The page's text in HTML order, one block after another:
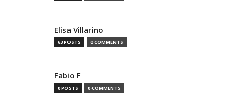
Elisa Villarino
63 POSTS 0 COMMENTS
Fabio F
0 POSTS 0 COMMENTS